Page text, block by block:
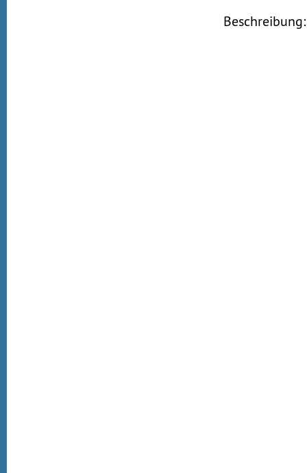
Beschreibung: